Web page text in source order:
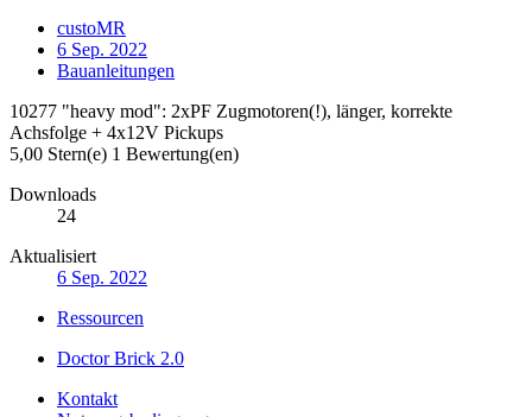
custoMR
6 Sep. 2022
Bauanleitungen
10277 "heavy mod": 2xPF Zugmotoren(!), länger, korrekte
Achsfolge + 4x12V Pickups
5,00 Stern(e) 1 Bewertung(en)
Downloads
24
Aktualisiert
6 Sep. 2022
Ressourcen
Doctor Brick 2.0
Kontakt